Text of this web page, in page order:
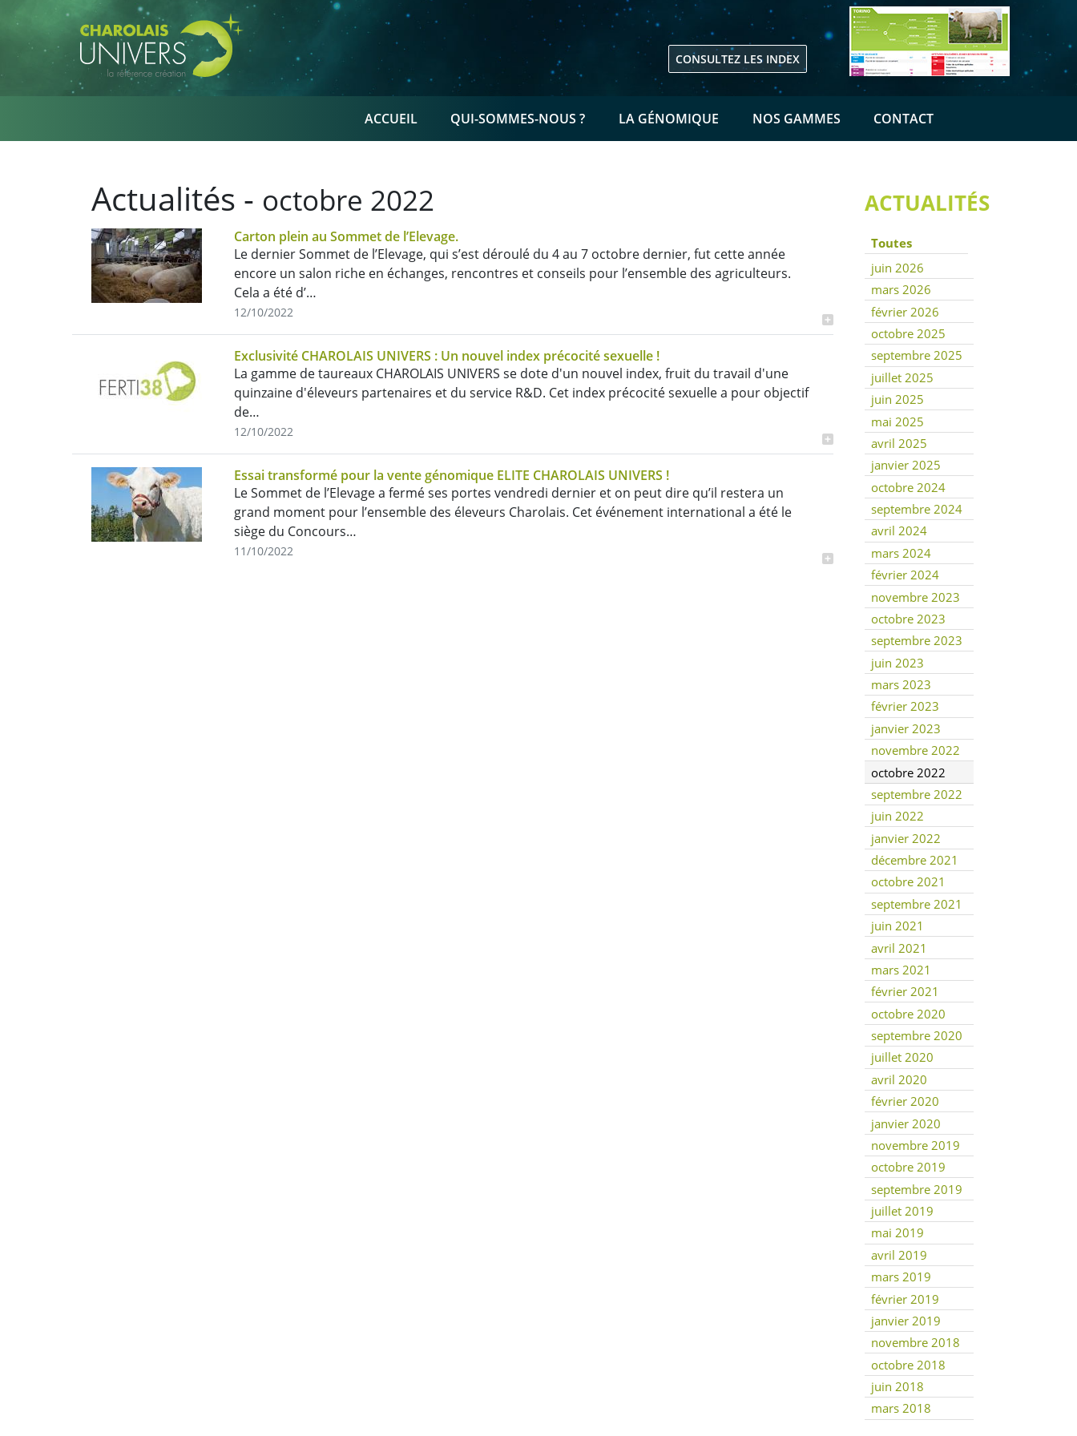
Aller au contenu principal
CONSULTEZ LES INDEX
NAVIGATION PRINCIPALE
ACCUEIL QUI-SOMMES-NOUS ? LA GÉNOMIQUE NOS GAMMES CONTACT
Actualités - octobre 2022
Carton plein au Sommet de l’Elevage.
Le dernier Sommet de l’Elevage, qui s’est déroulé du 4 au 7 octobre dernier, fut cette année
encore un salon riche en échanges, rencontres et conseils pour l’ensemble des agriculteurs.
Cela a été d’…
12/10/2022
Exclusivité CHAROLAIS UNIVERS : Un nouvel index précocité sexuelle !
La gamme de taureaux CHAROLAIS UNIVERS se dote d'un nouvel index, fruit du travail d'une
quinzaine d'éleveurs partenaires et du service R&D. Cet index précocité sexuelle a pour objectif
de…
12/10/2022
Essai transformé pour la vente génomique ELITE CHAROLAIS UNIVERS !
Le Sommet de l’Elevage a fermé ses portes vendredi dernier et on peut dire qu’il restera un
grand moment pour l’ensemble des éleveurs Charolais. Cet événement international a été le
siège du Concours…
11/10/2022
ACTUALITÉS
Toutes
juin 2026
mars 2026
février 2026
octobre 2025
septembre 2025
juillet 2025
juin 2025
mai 2025
avril 2025
janvier 2025
octobre 2024
septembre 2024
avril 2024
mars 2024
février 2024
novembre 2023
octobre 2023
septembre 2023
juin 2023
mars 2023
février 2023
janvier 2023
novembre 2022
octobre 2022
septembre 2022
juin 2022
janvier 2022
décembre 2021
octobre 2021
septembre 2021
juin 2021
avril 2021
mars 2021
février 2021
octobre 2020
septembre 2020
juillet 2020
avril 2020
février 2020
janvier 2020
novembre 2019
octobre 2019
septembre 2019
juillet 2019
mai 2019
avril 2019
mars 2019
février 2019
janvier 2019
novembre 2018
octobre 2018
juin 2018
mars 2018